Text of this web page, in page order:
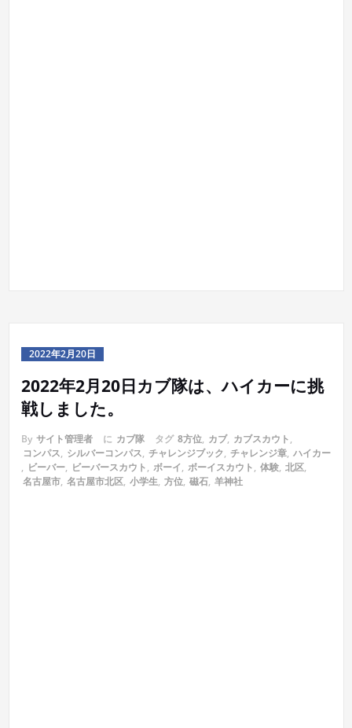
2022年2月20日
2022年2月20日カブ隊は、ハイカーに挑
戦しました。
By サイト管理者 に カブ隊 タグ 8方位, カブ, カブスカウト,
コンパス, シルバーコンパス, チャレンジブック, チャレンジ章, ハイカー
, ビーバー, ビーバースカウト, ボーイ, ボーイスカウト, 体験, 北区,
名古屋市, 名古屋市北区, 小学生, 方位, 磁石, 羊神社